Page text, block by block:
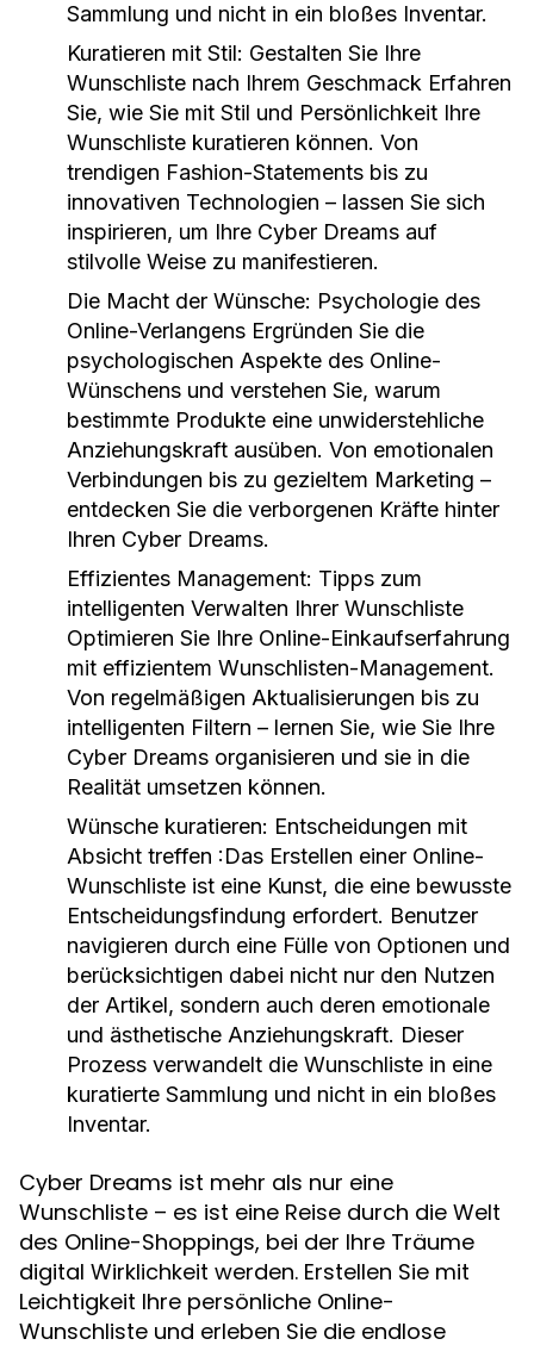
Sammlung und nicht in ein bloßes Inventar.
Kuratieren mit Stil: Gestalten Sie Ihre
Wunschliste nach Ihrem Geschmack Erfahren
Sie, wie Sie mit Stil und Persönlichkeit Ihre
Wunschliste kuratieren können. Von
trendigen Fashion-Statements bis zu
innovativen Technologien – lassen Sie sich
inspirieren, um Ihre Cyber Dreams auf
stilvolle Weise zu manifestieren.
Die Macht der Wünsche: Psychologie des
Online-Verlangens Ergründen Sie die
psychologischen Aspekte des Online-
Wünschens und verstehen Sie, warum
bestimmte Produkte eine unwiderstehliche
Anziehungskraft ausüben. Von emotionalen
Verbindungen bis zu gezieltem Marketing –
entdecken Sie die verborgenen Kräfte hinter
Ihren Cyber Dreams.
Effizientes Management: Tipps zum
intelligenten Verwalten Ihrer Wunschliste
Optimieren Sie Ihre Online-Einkaufserfahrung
mit effizientem Wunschlisten-Management.
Von regelmäßigen Aktualisierungen bis zu
intelligenten Filtern – lernen Sie, wie Sie Ihre
Cyber Dreams organisieren und sie in die
Realität umsetzen können.
Wünsche kuratieren: Entscheidungen mit
Absicht treffen :Das Erstellen einer Online-
Wunschliste ist eine Kunst, die eine bewusste
Entscheidungsfindung erfordert. Benutzer
navigieren durch eine Fülle von Optionen und
berücksichtigen dabei nicht nur den Nutzen
der Artikel, sondern auch deren emotionale
und ästhetische Anziehungskraft. Dieser
Prozess verwandelt die Wunschliste in eine
kuratierte Sammlung und nicht in ein bloßes
Inventar.
Cyber Dreams ist mehr als nur eine
Wunschliste – es ist eine Reise durch die Welt
des Online-Shoppings, bei der Ihre Träume
digital Wirklichkeit werden. Erstellen Sie mit
Leichtigkeit Ihre persönliche Online-
Wunschliste und erleben Sie die endlose